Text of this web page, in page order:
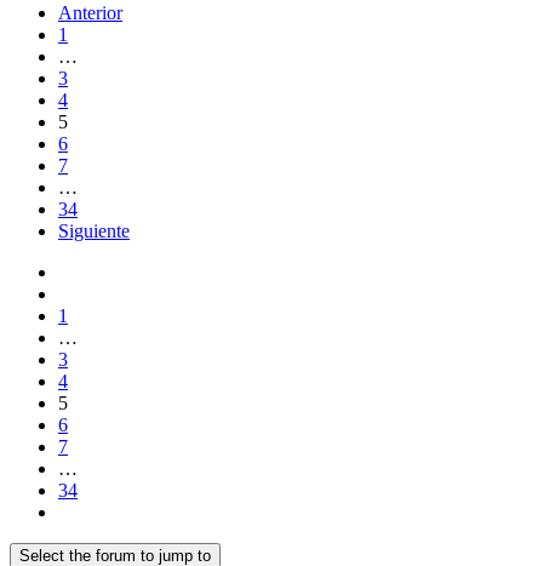
Anterior
1
…
3
4
5
6
7
…
34
Siguiente
1
…
3
4
5
6
7
…
34
Select the forum to jump to